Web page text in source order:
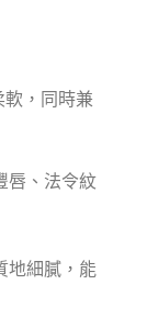
軟，同時兼
唇、法令紋
地細膩，能